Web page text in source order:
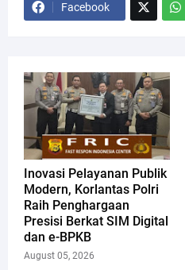
Facebook
Inovasi Pelayanan Publik
Modern, Korlantas Polri
Raih Penghargaan
Presisi Berkat SIM Digital
dan e-BPKB
August 05, 2026